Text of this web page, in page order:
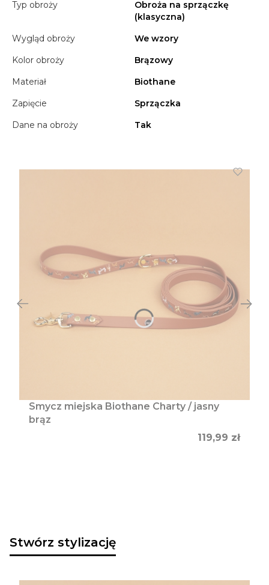
Typ obroży
Obroża na sprzączkę
(klasyczna)
Wygląd obroży
We wzory
Kolor obroży
Brązowy
Materiał
Biothane
Zapięcie
Sprzączka
Dane na obroży
Tak
Smycz miejska Biothane Charty / jasny
brąz
Cena
119,99 zł
Stwórz stylizację